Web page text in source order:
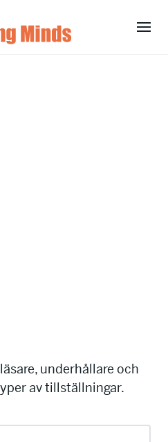
underhållare och
av tillställningar.